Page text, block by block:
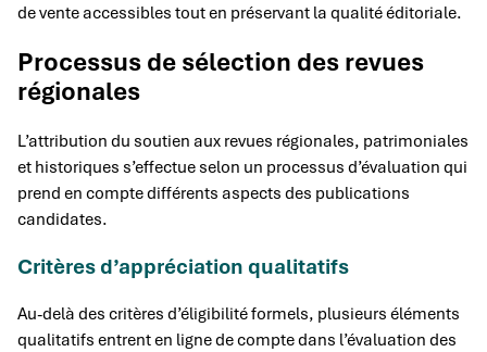
de vente accessibles tout en préservant la qualité éditoriale.
Processus de sélection des revues
régionales
L’attribution du soutien aux revues régionales, patrimoniales
et historiques s’effectue selon un processus d’évaluation qui
prend en compte différents aspects des publications
candidates.
Critères d’appréciation qualitatifs
Au-delà des critères d’éligibilité formels, plusieurs éléments
qualitatifs entrent en ligne de compte dans l’évaluation des